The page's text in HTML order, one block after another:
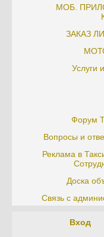
МОБ.
ЗАКАЗ
Услуги
Форум
Вопросы и
Реклама в
Доска
Связь с
Вход